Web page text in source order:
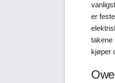
er
takene
kjøper